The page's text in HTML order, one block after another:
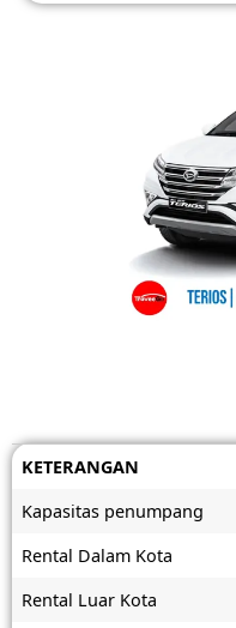
KETERANGAN
Kapasitas penumpang
Rental Dalam Kota
Rental Luar Kota